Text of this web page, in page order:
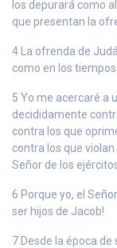
los depurará como
que presentan la
4 La ofrenda de
como en los
5 Yo me acercaré a
decididamente
contra los que
contra los que
Señor de los
6 Porque yo, el
ser hijos de Jacob!
7 Desde la época